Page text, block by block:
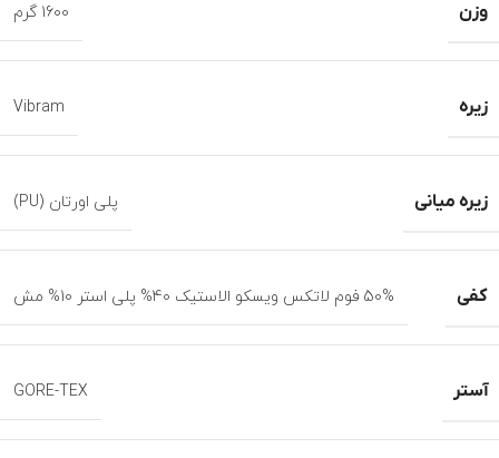
وزن 1600 گرم
زیره Vibram
زیره میانی پلی اورتان (PU)
کفی 50% فوم لاتکس ویسکو الاستیک 40% پلی استر 10% مش
آستر GORE-TEX